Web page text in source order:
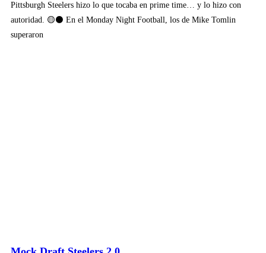
Pittsburgh Steelers hizo lo que tocaba en prime time… y lo hizo con
autoridad. 🟡⚫ En el Monday Night Football, los de Mike Tomlin
superaron